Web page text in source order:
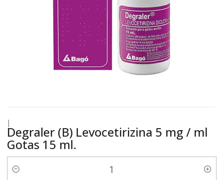
|
Degraler (B) Levocetirizina 5 mg / ml
Gotas 15 ml.
Cantidad